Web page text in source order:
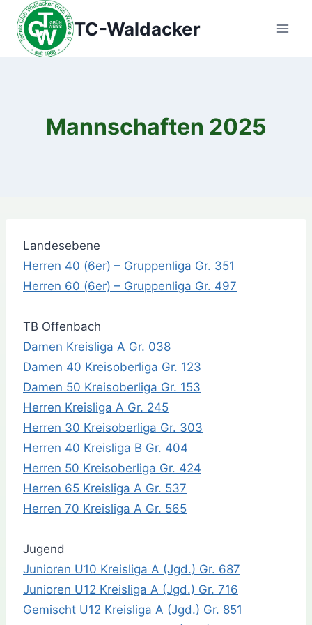
Zum
Inhalt
springen
TC-Waldacker
Mannschaften 2025
Landesebene
Herren 40 (6er) – Gruppenliga Gr. 351
Herren 60 (6er) – Gruppenliga Gr. 497
TB Offenbach
Damen Kreisliga A Gr. 038
Damen 40 Kreisoberliga Gr. 123
Damen 50 Kreisoberliga Gr. 153
Herren Kreisliga A Gr. 245
Herren 30 Kreisoberliga Gr. 303
Herren 40 Kreisliga B Gr. 404
Herren 50 Kreisoberliga Gr. 424
Herren 65 Kreisliga A Gr. 537
Herren 70 Kreisliga A Gr. 565
Jugend
Junioren U10 Kreisliga A (Jgd.) Gr. 687
Junioren U12 Kreisliga A (Jgd.) Gr. 716
Gemischt U12 Kreisliga A (Jgd.) Gr. 851